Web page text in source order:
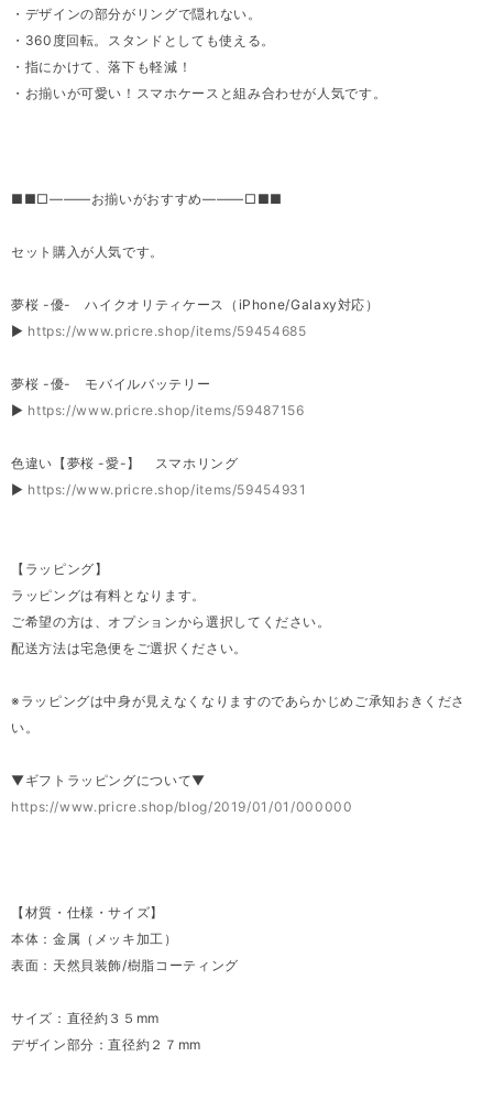
・デザインの部分がリングで隠れない。
・360度回転。スタンドとしても使える。
・指にかけて、落下も軽減！
・お揃いが可愛い！スマホケースと組み合わせが人気です。
■■□―――お揃いがおすすめ―――□■■
セット購入が人気です。
夢桜 -優- ハイクオリティケース（iPhone/Galaxy対応）
▶ https://www.pricre.shop/items/59454685
夢桜 -優- モバイルバッテリー
▶ https://www.pricre.shop/items/59487156
色違い【夢桜 -愛-】 スマホリング
▶ https://www.pricre.shop/items/59454931
【ラッピング】
ラッピングは有料となります。
ご希望の方は、オプションから選択してください。
配送方法は宅急便をご選択ください。
※ラッピングは中身が見えなくなりますのであらかじめご承知おきくださ
い。
▼ギフトラッピングについて▼
https://www.pricre.shop/blog/2019/01/01/000000
【材質・仕様・サイズ】
本体：金属（メッキ加工）
表面：天然貝装飾/樹脂コーティング
サイズ：直径約３５mm
デザイン部分：直径約２７mm